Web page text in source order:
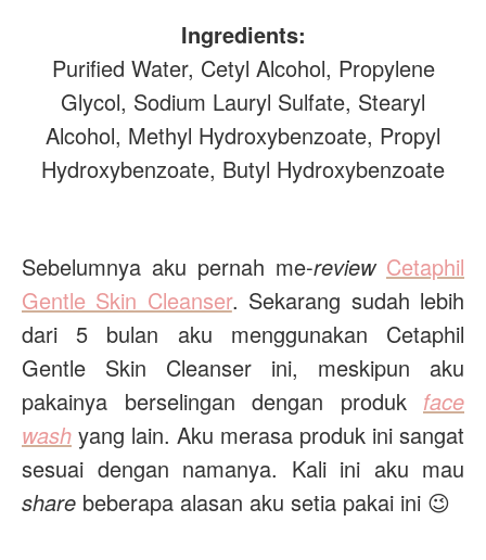
Ingredients:
Purified Water, Cetyl Alcohol, Propylene
Glycol, Sodium Lauryl Sulfate, Stearyl
Alcohol, Methyl Hydroxybenzoate, Propyl
Hydroxybenzoate, Butyl Hydroxybenzoate
Sebelumnya aku pernah me-review Cetaphil
Gentle Skin Cleanser. Sekarang sudah lebih
dari 5 bulan aku menggunakan Cetaphil
Gentle Skin Cleanser ini, meskipun aku
pakainya berselingan dengan produk face
wash yang lain. Aku merasa produk ini sangat
sesuai dengan namanya. Kali ini aku mau
share beberapa alasan aku setia pakai ini 😉